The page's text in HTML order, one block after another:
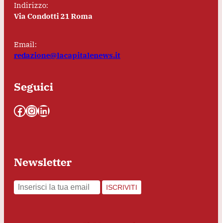
Indirizzo:
Via Condotti 21 Roma
Email:
redazione@lacapitalenews.it
Seguici
Facebook InstagramLinkedIn
Newsletter
ISCRIVITI